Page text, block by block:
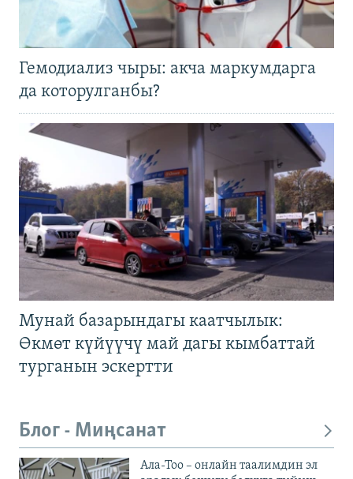
Гемодиализ чыры: акча маркумдарга
да которулганбы?
Мунай базарындагы каатчылык:
Өкмөт күйүүчү май дагы кымбаттай
турганын эскертти
Блог - Миңсанат
Ала-Тоо – онлайн таалимдин эл